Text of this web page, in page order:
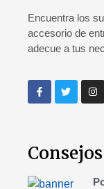
Encuentra los
accesorio de
adecue a tus